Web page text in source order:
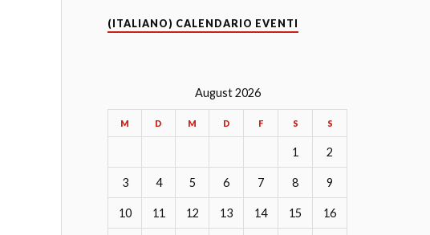
(ITALIANO) CALENDARIO EVENTI
August 2026
M D M D F S S
1 2
3 4 5 6 7 8 9
10 11 12 13 14 15 16